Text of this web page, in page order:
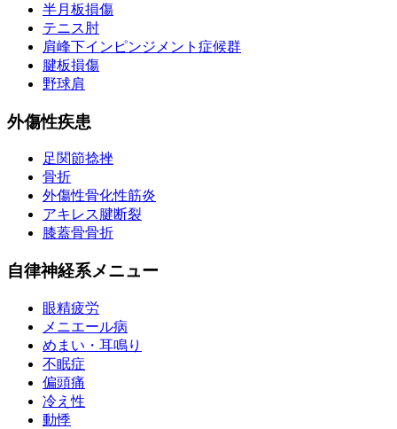
半月板損傷
テニス肘
肩峰下インピンジメント症候群
腱板損傷
野球肩
外傷性疾患
足関節捻挫
骨折
外傷性骨化性筋炎
アキレス腱断裂
膝蓋骨骨折
自律神経系メニュー
眼精疲労
メニエール病
めまい・耳鳴り
不眠症
偏頭痛
冷え性
動悸